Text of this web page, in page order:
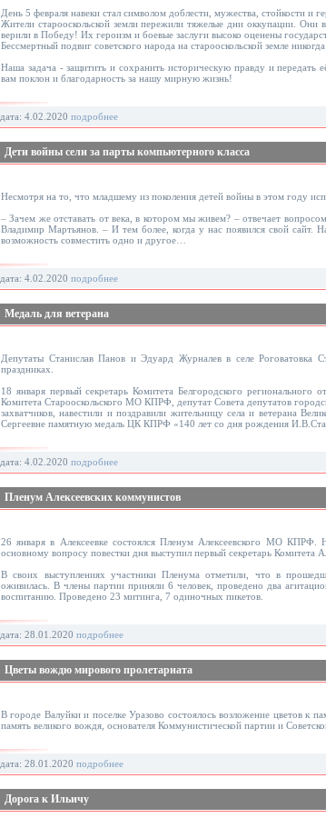
День 5 февраля навеки стал символом доблести, мужества, стойкости и
Жители старооскольской земли пережили тяжелые дни оккупации.
верили в Победу! Их героизм и боевые заслуги высоко оценены
Бессмертный подвиг советского народа на старооскольской земле
Наша задача - защитить и сохранить историческую правду и
вам поклон и благодарность за нашу мирную жизнь!
дата: 4.02.2020 подробнее
Дети войны сели за парты компьютерного класса
Несмотря на то, что младшему из поколения детей войны в этом году
– Зачем же отставать от века, в котором мы живем? – отвечает
Владимир Мартьянов. – И тем более, когда у нас появился свой сайт.
возможность совместить одно и другое…
дата: 4.02.2020 подробнее
Медаль для ветерана
Депутаты Станислав Панов и Эдуард Журналев в селе Роговатовка
праздниках.
18 января первый секретарь Комитета Белгородского
Комитета Старооскольского МО КПРФ, депутат Совета депутатов
захватчиков, навестили и поздравили жительницу села и ветерана
Сергеевне памятную медаль ЦК КПРФ «140 лет со дня рождения
дата: 4.02.2020 подробнее
Пленум Алексеевских коммунистов
26 января в Алексеевке состоялся Пленум Алексеевского МО
основному вопросу повестки дня выступил первый секретарь
В своих выступлениях участники Пленума отметили, что в
оживилась. В члены партии приняли 6 человек, проведено два
воспитанию. Проведено 23 митинга, 7 одиночных пикетов.
дата: 28.01.2020 подробнее
Цветы вождю мирового пролетариата
В городе Валуйки и поселке Уразово состоялось возложение цветов к
память великого вождя, основателя Коммунистической партии и
дата: 28.01.2020 подробнее
Дорога к Ильичу